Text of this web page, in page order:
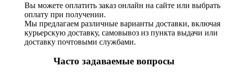
Вы можете оплатить заказ онлайн на сайте или выбрать
оплату при получении.
Мы предлагаем различные варианты доставки, включая
курьерскую доставку, самовывоз из пункта выдачи или
доставку почтовыми службами.
Часто задаваемые вопросы